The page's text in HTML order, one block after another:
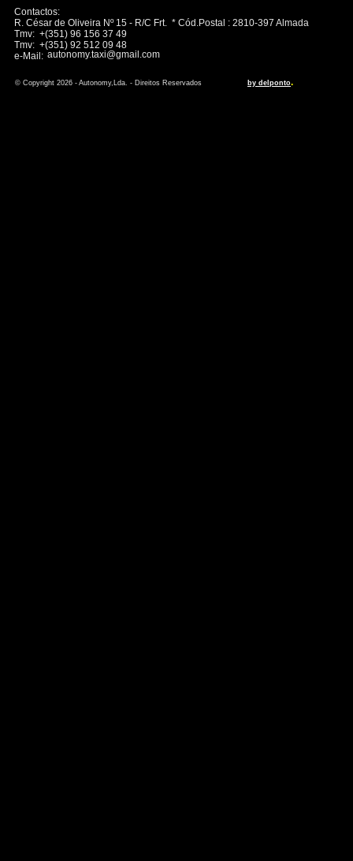
Contactos:
R. César de Oliveira Nº 15 - R/C Frt. * Cód.Postal : 2810-397 Almada
Tmv: +(351) 96 156 37 49
Tmv: +(351) 92 512 09 48
e-Mail:
© Copyright 2026 - Autonomy,Lda. - Direitos Reservados by delponto.
autonomy.taxi@gmail.com